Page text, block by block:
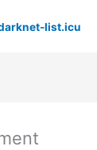
list.icu